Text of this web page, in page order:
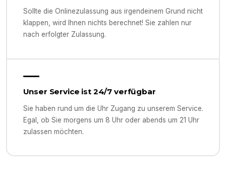
Sollte die Onlinezulassung aus irgendeinem Grund nicht
klappen, wird Ihnen nichts berechnet! Sie zahlen nur
nach erfolgter Zulassung.
Unser Service ist 24/7 verfügbar
Sie haben rund um die Uhr Zugang zu unserem Service.
Egal, ob Sie morgens um 8 Uhr oder abends um 21 Uhr
zulassen möchten.